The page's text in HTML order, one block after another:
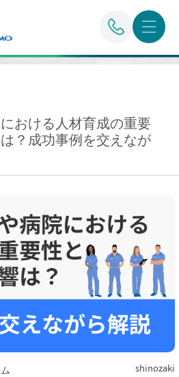
おける人材育成の重要
？成功事例を交えなが
shinozaki